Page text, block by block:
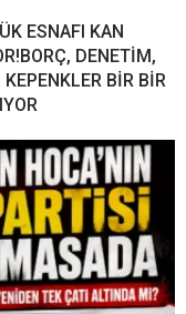
ESNAFI KAN
DENETİM,
BİR BİR